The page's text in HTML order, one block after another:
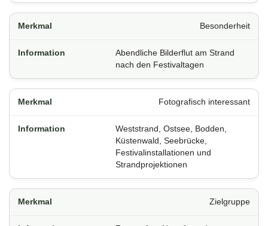
Besonderheit
Abendliche Bilderflut am Strand
nach den Festivaltagen
Fotografisch interessant
Weststrand, Ostsee, Bodden,
Küstenwald, Seebrücke,
Festivalinstallationen und
Strandprojektionen
Zielgruppe